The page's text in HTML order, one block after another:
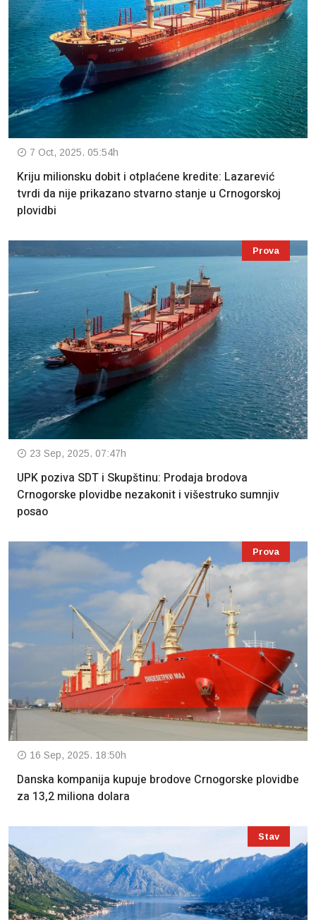
7 Oct, 2025. 05:54h
Kriju milionsku dobit i otplaćene kredite: Lazarević
tvrdi da nije prikazano stvarno stanje u Crnogorskoj
plovidbi
Prova
23 Sep, 2025. 07:47h
UPK poziva SDT i Skupštinu: Prodaja brodova
Crnogorske plovidbe nezakonit i višestruko sumnjiv
posao
Prova
16 Sep, 2025. 18:50h
Danska kompanija kupuje brodove Crnogorske plovidbe
za 13,2 miliona dolara
Stav